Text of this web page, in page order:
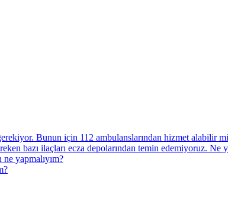
Bunun için 112 ambulanslarından hizmet alabilir
bazı ilaçları ecza depolarından temin edemiyoruz. Ne
yapmalıyım?